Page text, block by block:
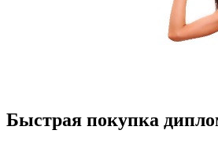
Быстрая покупка